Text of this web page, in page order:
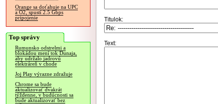
Orange sa doťahuje na UPC
a O2, spustí 2.5 Gbps
pripojenie
Top správy
Rumunsko odstrelmi a
blokádou mení tok Dunaja,
aby udržalo jadrovú
elektráreň v chode
Joj Play výrazne zdražuje
Chrome sa bude
aktualizovať dvakrát
týždenne, v budúcnosti sa
bude aktualizovať bez
Titulok:
Text: